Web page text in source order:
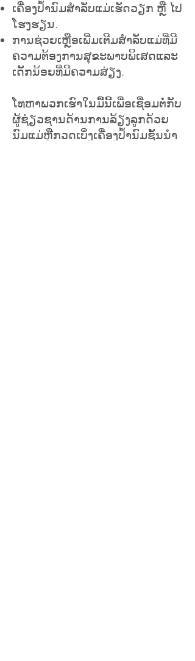
ເຄື່ອງປ້ຳນົມສຳລັບແມ່ເຮັດວຽກ ຫຼື ໄປ
ໂຮງຮຽນ.
ການຊ່ວຍເຫຼືອເພີ່ມເຕີມສໍາລັບແມ່ທີ່ມີ
ຄວາມຕ້ອງການສຸຂະພາບພິເສດແລະ
ເດັກນ້ອຍທີ່ມີຄວາມສ່ຽງ.
ໂທຫາພວກເຮົາໃນມື້ນີ້ເພື່ອເຊື່ອມຕໍ່ກັບ
ຜູ້ຊ່ຽວຊານດ້ານການລ້ຽງລູກດ້ວຍ
ນົມແມ່ຫຼືກວດເບິ່ງເຄື່ອງປໍ້ານົມຊັ້ນນໍາ